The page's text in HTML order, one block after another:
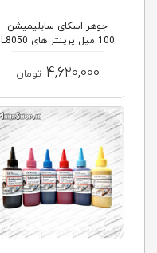
جوهر اسکای سابلیمیشن
100 میل پرینتر های L8050
4,620,000 تومان